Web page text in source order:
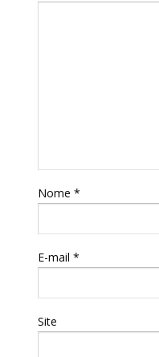
Nome *
E-mail *
Site